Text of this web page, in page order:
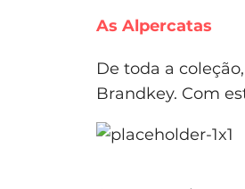
As Alpercatas
De toda a
Brandkey. Com